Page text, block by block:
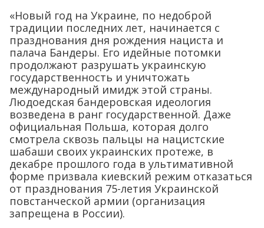
«Новый год на Украине, по недоброй
традиции последних лет, начинается с
празднования дня рождения нациста и
палача Бандеры. Его идейные потомки
продолжают разрушать украинскую
государственность и уничтожать
международный имидж этой страны.
Людоедская бандеровская идеология
возведена в ранг государственной. Даже
официальная Польша, которая долго
смотрела сквозь пальцы на нацистские
шабаши своих украинских протеже, в
декабре прошлого года в ультимативной
форме призвала киевский режим отказаться
от празднования 75-летия Украинской
повстанческой армии (организация
запрещена в России).